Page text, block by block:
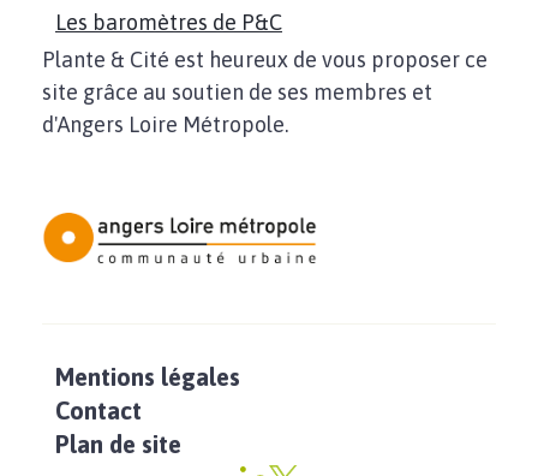
Les baromètres de P&C
Plante & Cité est heureux de vous proposer ce
site grâce au soutien de ses membres et
d'Angers Loire Métropole.
Mentions légales
Contact
Plan de site